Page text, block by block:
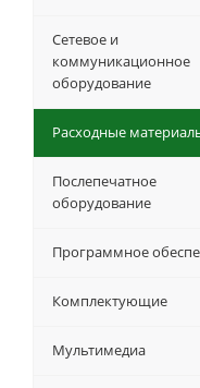
Сетевое и
коммуникационное
оборудование
Расходные
Послепечатное
оборудование
Программное
Комплектующие
Мультимедиа